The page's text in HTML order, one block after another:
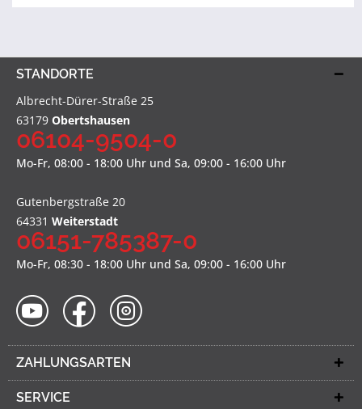
STANDORTE
Albrecht-Dürer-Straße 25
63179 Obertshausen
06104-9504-0
Mo-Fr, 08:00 - 18:00 Uhr und Sa, 09:00 - 16:00 Uhr
Gutenbergstraße 20
64331 Weiterstadt
06151-785387-0
Mo-Fr, 08:30 - 18:00 Uhr und Sa, 09:00 - 16:00 Uhr
ZAHLUNGSARTEN
SERVICE